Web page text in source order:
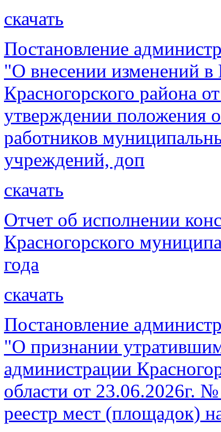
скачать
Постановление
"О внесении изменений в
Красногорского района
утверждении положения
работников
учреждений, доп
скачать
Отчет об исполнении
Красногорского
года
скачать
Постановление
"О признании
администрации
области от 23.06.2026г.
реестр мест (площадок)